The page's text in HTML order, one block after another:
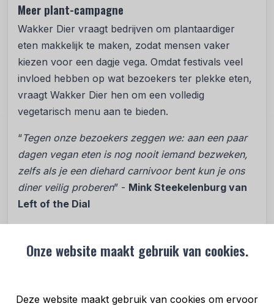
Onze website maakt gebruik van cookies.
Deze website maakt gebruik van cookies om ervoor
Meer plant-campagne
Wakker Dier vraagt bedrijven om plantaardiger
eten makkelijk te maken, zodat mensen vaker
kiezen voor een dagje vega. Omdat festivals veel
invloed hebben op wat bezoekers ter plekke eten,
vraagt Wakker Dier hen om een volledig
vegetarisch menu aan te bieden.
“Tegen onze bezoekers zeggen we: aan een paar
dagen vegan eten is nog nooit iemand bezweken,
zelfs als je een diehard carnivoor bent kun je ons
diner veilig proberen” - Mink Steekelenburg van
Left of the Dial
meer beren op de weg ziet dan er in realiteit zijn.
zijn er nauwelijks mensen die hierover struikelen.” -